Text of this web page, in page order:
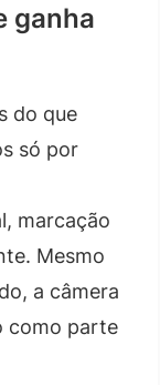
ganha
do que
só por
marcação
Mesmo
a câmera
como parte